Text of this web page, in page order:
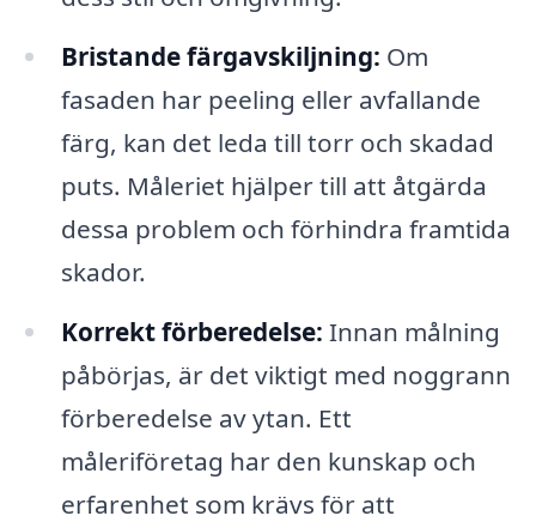
Bristande färgavskiljning: Om
fasaden har peeling eller avfallande
färg, kan det leda till torr och skadad
puts. Måleriet hjälper till att åtgärda
dessa problem och förhindra framtida
skador.
Korrekt förberedelse: Innan målning
påbörjas, är det viktigt med noggrann
förberedelse av ytan. Ett
måleriföretag har den kunskap och
erfarenhet som krävs för att